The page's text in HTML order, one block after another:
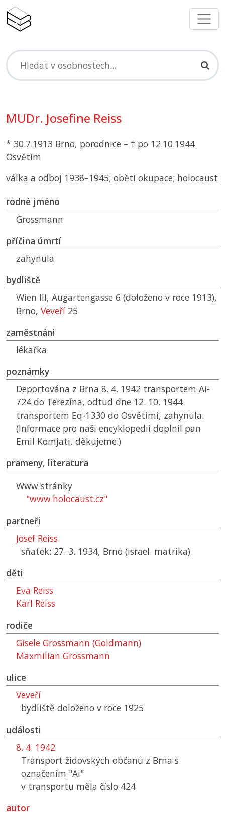
MUDr. Josefine Reiss
* 30.7.1913 Brno, porodnice – † po 12.10.1944
Osvětim
válka a odboj 1938–1945; oběti okupace; holocaust
rodné jméno
Grossmann
příčina úmrtí
zahynula
bydliště
Wien III, Augartengasse 6 (doloženo v roce 1913),
Brno, Veveří 25
zaměstnání
lékařka
poznámky
Deportována z Brna 8. 4. 1942 transportem Ai-
724 do Terezína, odtud dne 12. 10. 1944
transportem Eq-1330 do Osvětimi, zahynula.
(Informace pro naši encyklopedii doplnil pan
Emil Komjati, děkujeme.)
prameny, literatura
Www stránky
"www.holocaust.cz"
partneři
Josef Reiss
sňatek: 27. 3. 1934, Brno (israel. matrika)
děti
Eva Reiss
Karl Reiss
rodiče
Gisele Grossmann (Goldmann)
Maxmilian Grossmann
ulice
Veveří
bydliště doloženo v roce 1925
události
8. 4. 1942
Transport židovských občanů z Brna s
označením "Ai"
v transportu měla číslo 424
autor